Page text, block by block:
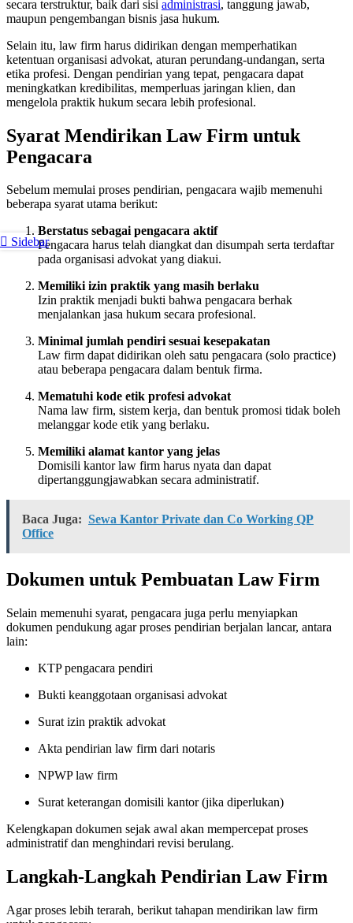
secara terstruktur, baik dari sisi administrasi, tanggung jawab,
maupun pengembangan bisnis jasa hukum.
Selain itu, law firm harus didirikan dengan memperhatikan
ketentuan organisasi advokat, aturan perundang-undangan, serta
etika profesi. Dengan pendirian yang tepat, pengacara dapat
meningkatkan kredibilitas, memperluas jaringan klien, dan
mengelola praktik hukum secara lebih profesional.
Syarat Mendirikan Law Firm untuk
Pengacara
Sebelum memulai proses pendirian, pengacara wajib memenuhi
beberapa syarat utama berikut:
Berstatus sebagai pengacara aktif
Pengacara harus telah diangkat dan disumpah serta terdaftar
pada organisasi advokat yang diakui.
Memiliki izin praktik yang masih berlaku
Izin praktik menjadi bukti bahwa pengacara berhak
menjalankan jasa hukum secara profesional.
Minimal jumlah pendiri sesuai kesepakatan
Law firm dapat didirikan oleh satu pengacara (solo practice)
atau beberapa pengacara dalam bentuk firma.
Mematuhi kode etik profesi advokat
Nama law firm, sistem kerja, dan bentuk promosi tidak boleh
melanggar kode etik yang berlaku.
Memiliki alamat kantor yang jelas
Domisili kantor law firm harus nyata dan dapat
dipertanggungjawabkan secara administratif.
Baca Juga: Sewa Kantor Private dan Co Working QP
Office
Dokumen untuk Pembuatan Law Firm
Selain memenuhi syarat, pengacara juga perlu menyiapkan
dokumen pendukung agar proses pendirian berjalan lancar, antara
lain:
KTP pengacara pendiri
Bukti keanggotaan organisasi advokat
Surat izin praktik advokat
Akta pendirian law firm dari notaris
NPWP law firm
Surat keterangan domisili kantor (jika diperlukan)
Kelengkapan dokumen sejak awal akan mempercepat proses
administratif dan menghindari revisi berulang.
Langkah-Langkah Pendirian Law Firm
Agar proses lebih terarah, berikut tahapan mendirikan law firm
Sidebar